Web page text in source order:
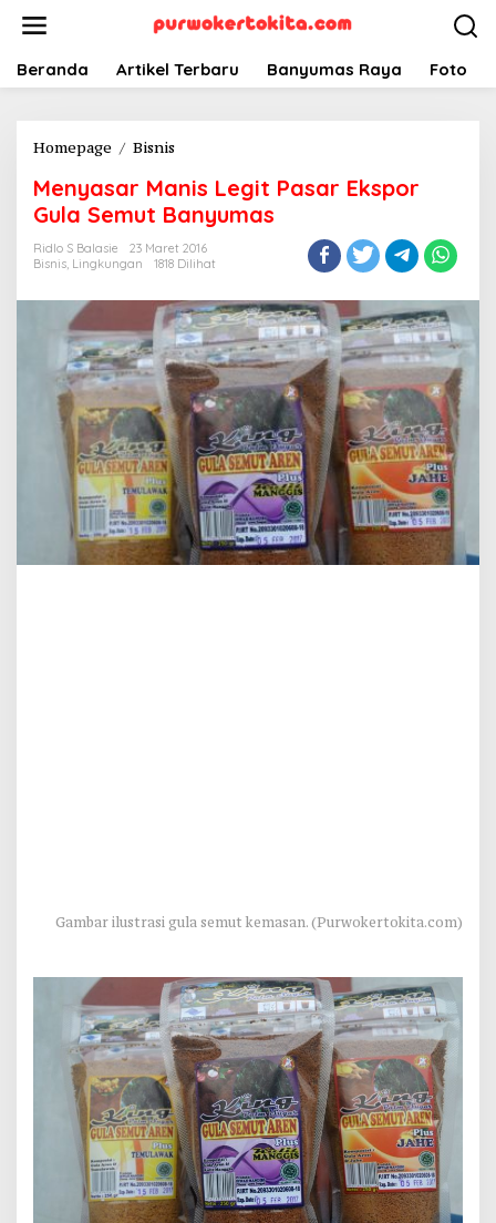
Beranda Artikel Terbaru Banyumas Raya Foto
Homepage / BisnisMenyasar
Legit
Pasar
Ekspor
Gula
Semut
Menyasar Manis Legit Pasar Ekspor
Gula Semut Banyumas
Ridlo S Balasie
23 Maret 2016
Bisnis, Lingkungan 1818 Dilihat
Gambar ilustrasi gula semut kemasan. (Purwokertokita.com)